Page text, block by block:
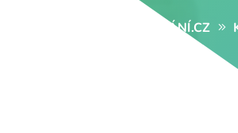
CENTRUM-VZDĚLÁVÁNÍ.CZ